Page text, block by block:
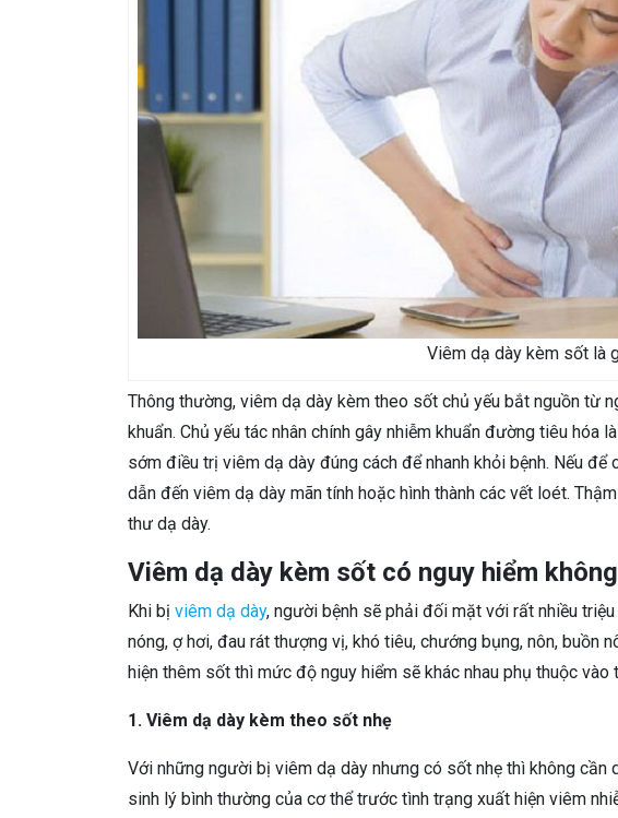
Viêm dạ dày kèm sốt là
Thông thường, viêm dạ dày kèm theo sốt chủ yếu bắt nguồn từ
khuẩn. Chủ yếu tác nhân chính gây nhiễm khuẩn đường tiêu hóa
sớm điều trị viêm dạ dày đúng cách để nhanh khỏi bệnh. Nếu để
dẫn đến viêm dạ dày mãn tính hoặc hình thành các vết loét.
thư dạ dày.
Viêm dạ dày kèm sốt có nguy hiểm
Khi bị viêm dạ dày, người bệnh sẽ phải đối mặt với rất nhiều
nóng, ợ hơi, đau rát thượng vị, khó tiêu, chướng bụng, nôn, buồn
hiện thêm sốt thì mức độ nguy hiểm sẽ khác nhau phụ thuộc
1. Viêm dạ dày kèm theo sốt nhẹ
Với những người bị viêm dạ dày nhưng có sốt nhẹ thì không cần
sinh lý bình thường của cơ thể trước tình trạng xuất hiện viêm